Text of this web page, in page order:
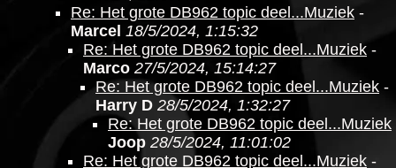
Re: Het grote DB962 topic deel...Muziek -
Marcel 18/5/2024, 1:15:32
Re: Het grote DB962 topic deel...Muziek -
Marco 27/5/2024, 15:14:27
Re: Het grote DB962 topic deel...Muziek -
Harry D 28/5/2024, 1:32:27
Re: Het grote DB962 topic deel...Muziek
Joop 28/5/2024, 11:01:02
Re: Het grote DB962 topic deel...Muziek -